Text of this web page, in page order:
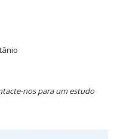
nos para um estudo